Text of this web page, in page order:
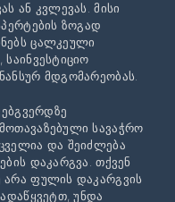
ან კვლევას. მისი
ზოგად
ცალკეული
მდგომარეობას.
სავაჭრო
და შეიძლება
დაკარგვა. თქვენ
ფულის დაკარგვის
უნდა